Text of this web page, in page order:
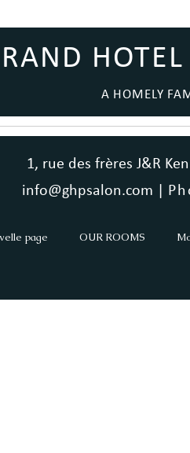
A HOMELY
1, rue des frères J&R
info@ghpsalon.com |
page OUR ROOMS